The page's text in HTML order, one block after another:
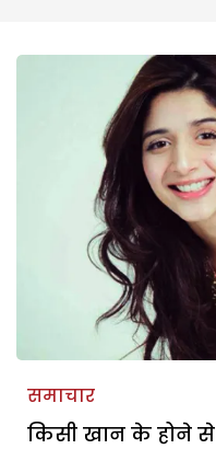
समाचार
किसी खान के होने से